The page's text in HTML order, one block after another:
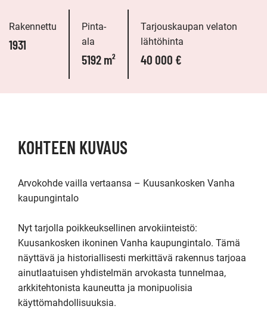
Rakennettu
1931
Pinta-
ala
5192 m²
Tarjouskaupan velaton
lähtöhinta
40 000 €
KOHTEEN KUVAUS
Arvokohde vailla vertaansa – Kuusankosken Vanha
kaupungintalo
Nyt tarjolla poikkeuksellinen arvokiinteistö:
Kuusankosken ikoninen Vanha kaupungintalo. Tämä
näyttävä ja historiallisesti merkittävä rakennus tarjoaa
ainutlaatuisen yhdistelmän arvokasta tunnelmaa,
arkkitehtonista kauneutta ja monipuolisia
käyttömahdollisuuksia.